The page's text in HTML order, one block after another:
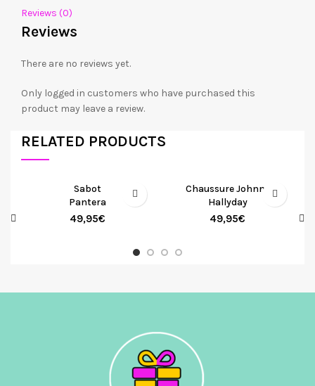
Reviews (0)
Reviews
There are no reviews yet.
Only logged in customers who have purchased this
product may leave a review.
RELATED PRODUCTS
Sabot
Pantera
49,95€
Chaussure Johnny
Hallyday
49,95€